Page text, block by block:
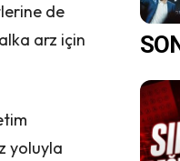
de
arz için
yoluyla